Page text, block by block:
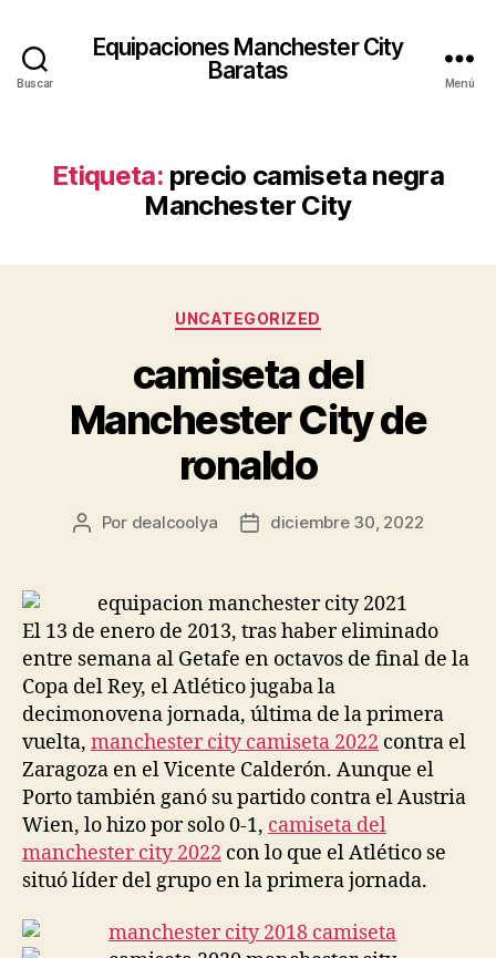
Buscar
Equipaciones Manchester City
Baratas
Menú
Etiqueta: precio camiseta negra
Manchester City
Categorías
UNCATEGORIZED
camiseta del
Manchester City de
ronaldo
Autor
entrada
Por dealcoolya
Fecha
entrada
diciembre 30, 2022
El 13 de enero de 2013, tras haber eliminado
entre semana al Getafe en octavos de final de la
Copa del Rey, el Atlético jugaba la
decimonovena jornada, última de la primera
vuelta, manchester city camiseta 2022 contra el
Zaragoza en el Vicente Calderón. Aunque el
Porto también ganó su partido contra el Austria
Wien, lo hizo por solo 0-1, camiseta del
manchester city 2022 con lo que el Atlético se
situó líder del grupo en la primera jornada.